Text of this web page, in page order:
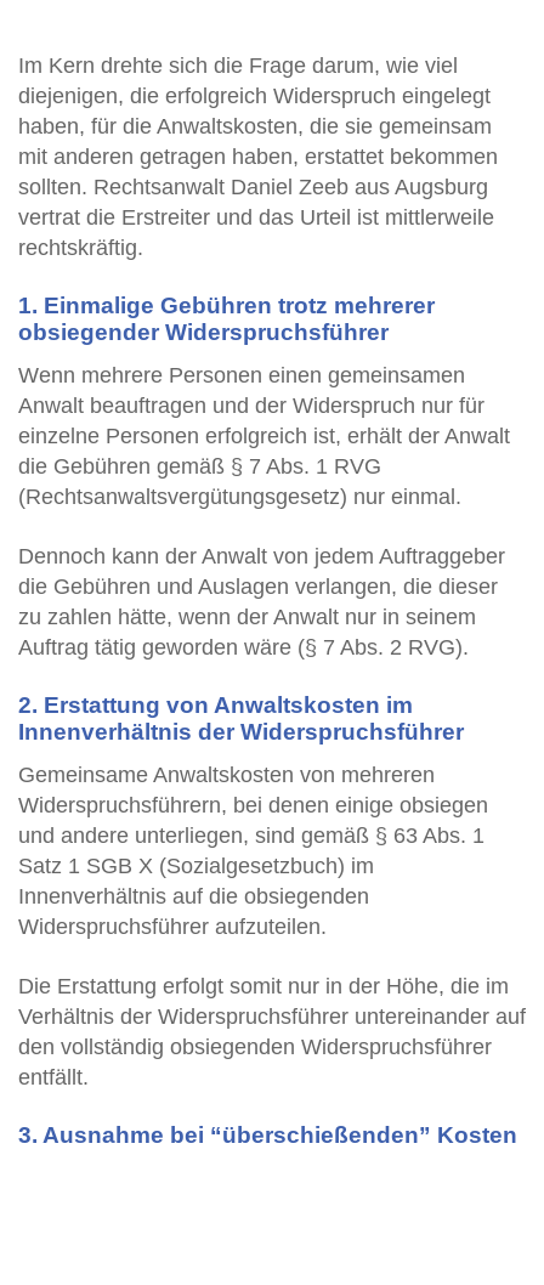
Im Kern drehte sich die Frage darum, wie viel
diejenigen, die erfolgreich Widerspruch eingelegt
haben, für die Anwaltskosten, die sie gemeinsam
mit anderen getragen haben, erstattet bekommen
sollten. Rechtsanwalt Daniel Zeeb aus Augsburg
vertrat die Erstreiter und das Urteil ist mittlerweile
rechtskräftig.
1. Einmalige Gebühren trotz mehrerer
obsiegender Widerspruchsführer
Wenn mehrere Personen einen gemeinsamen
Anwalt beauftragen und der Widerspruch nur für
einzelne Personen erfolgreich ist, erhält der Anwalt
die Gebühren gemäß § 7 Abs. 1 RVG
(Rechtsanwaltsvergütungsgesetz) nur einmal.
Dennoch kann der Anwalt von jedem Auftraggeber
die Gebühren und Auslagen verlangen, die dieser
zu zahlen hätte, wenn der Anwalt nur in seinem
Auftrag tätig geworden wäre (§ 7 Abs. 2 RVG).
2. Erstattung von Anwaltskosten im
Innenverhältnis der Widerspruchsführer
Gemeinsame Anwaltskosten von mehreren
Widerspruchsführern, bei denen einige obsiegen
und andere unterliegen, sind gemäß § 63 Abs. 1
Satz 1 SGB X (Sozialgesetzbuch) im
Innenverhältnis auf die obsiegenden
Widerspruchsführer aufzuteilen.
Die Erstattung erfolgt somit nur in der Höhe, die im
Verhältnis der Widerspruchsführer untereinander auf
den vollständig obsiegenden Widerspruchsführer
entfällt.
3. Ausnahme bei “überschießenden” Kosten